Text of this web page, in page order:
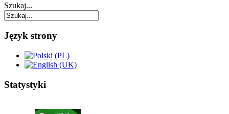
Szukaj...
Język strony
Statystyki